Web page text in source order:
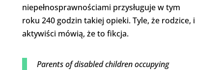
niepełnosprawnościami przysługuje w tym
roku 240 godzin takiej opieki. Tyle, że rodzice, i
aktywiści mówią, że to fikcja.
Parents of disabled children occupying